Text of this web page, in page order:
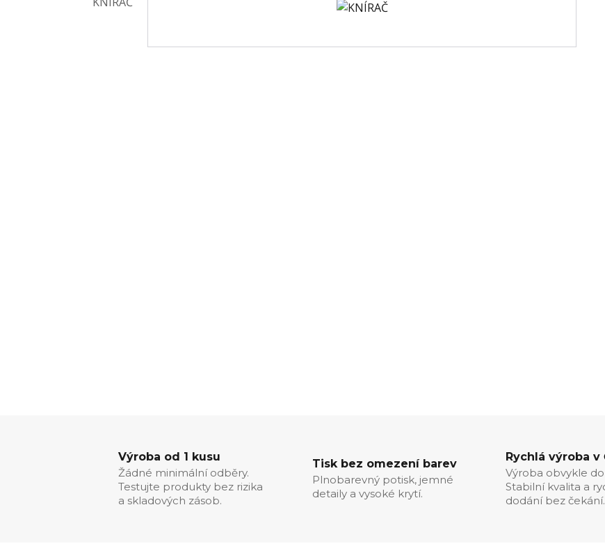
Výroba od 1 kusu
Žádné minimální odběry.
Testujte produkty bez rizika
a skladových zásob.
Tisk bez omezení barev
Plnobarevný potisk, jemné
detaily a vysoké krytí.
Rychlá výroba v
Výroba obvykle do
Stabilní kvalita a
dodání bez čekání.